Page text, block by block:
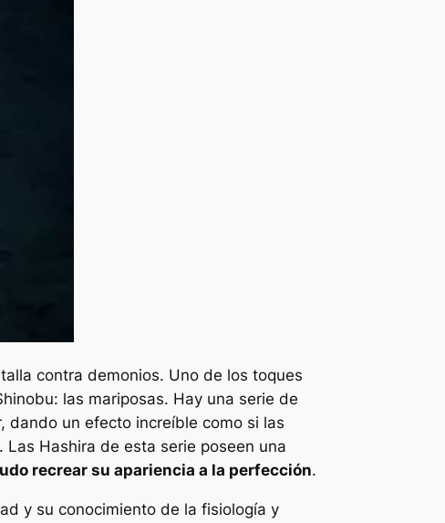
contra demonios. Uno de los toques
las mariposas. Hay una serie de
dando un efecto increíble como si las
Las Hashira de esta serie poseen una
recrear su apariencia a la perfección.
y su conocimiento de la fisiología y